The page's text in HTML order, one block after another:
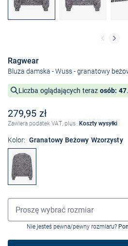
Ragwear
Bluza damska - Wuss- granatowy
Liczba oglądających teraz osób: 47.
279,95 zł
Zawiera podatek VAT, plus Koszty wysyłki
Kolor: Granatowy Beżowy Wzorzysty
Wybór rozmiaru
Proszę wybrać rozmiar
Nie jesteś pewna/pewny rozmiaru?